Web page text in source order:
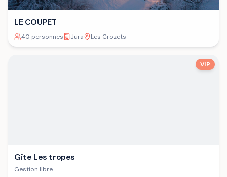
LE COUPET
40 personnes Jura Les Crozets
VIP
Gîte Les tropes
Gestion libre